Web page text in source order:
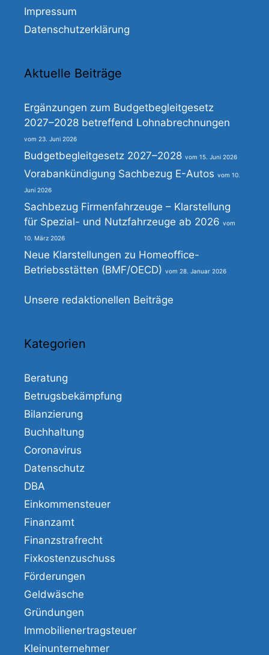
Impressum
Datenschutzerklärung
Aktuelle Beiträge
Ergänzungen zum Budgetbegleitgesetz
2027–2028 betreffend Lohnabrechnungen
23. Juni 2026
Budgetbegleitgesetz 2027–2028 15. Juni 2026
Vorabankündigung Sachbezug E-Autos 10.
Juni 2026
Sachbezug Firmenfahrzeuge – Klarstellung
für Spezial- und Nutzfahrzeuge ab 2026
10. März 2026
Neue Klarstellungen zu Homeoffice-
Betriebsstätten (BMF/OECD)
28. Januar 2026
Unsere redaktionellen Beiträge
Kategorien
Beratung
Betrugsbekämpfung
Bilanzierung
Buchhaltung
Coronavirus
Datenschutz
DBA
Einkommensteuer
Finanzamt
Finanzstrafrecht
Fixkostenzuschuss
Förderungen
Geldwäsche
Gründungen
Immobilienertragsteuer
Kleinunternehmer